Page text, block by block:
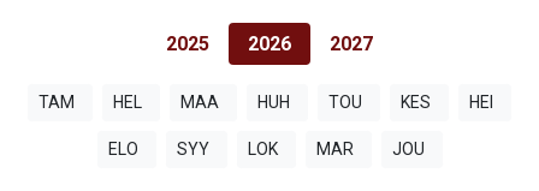
2025 2026 2027
TAM HEL MAA HUH TOU KES HEI
ELO SYY LOK MAR JOU